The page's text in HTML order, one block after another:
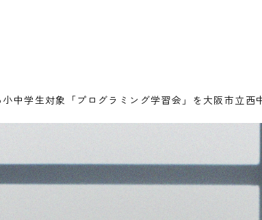
小中学生対象「プログラミング学習会」を大阪市立西